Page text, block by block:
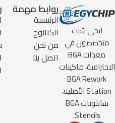
ايجي شيب
متخصصون في
معدات BGA
الاحترافية، ماكينات
BGA Rework
Station الأصلية،
شابلونات BGA
Stencils.
روابط مهمة
الرئيسية
الكتالوج
من نحن
اتصل بنا